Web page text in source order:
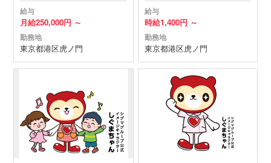
給与
月給250,000円 ～
勤務地
東京都港区虎ノ門
給与
時給1,400円 ～
勤務地
東京都港区虎ノ門